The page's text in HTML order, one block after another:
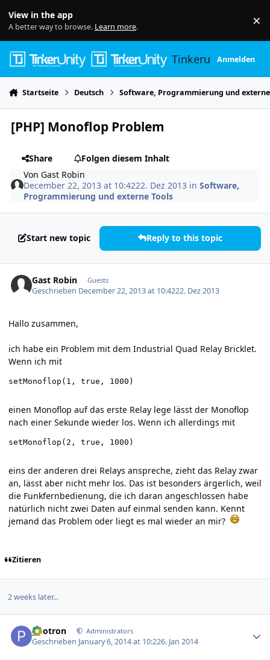
View in the app
A better way to browse. Learn more. ×
TinkerunityAnmelden
Startseite Deutsch Software, Programmierung und
[PHP] Monoflop Problem
Share
Folgen diesem Inhalt
VonGast Robin
December 22, 2013 at 10:4222. Dez 2013 inSoftware,
Programmierung und externe Tools
Start new topic Reply to this topic
Gast Robin Guests
Geschrieben December 22, 2013 at 10:4222. Dez 2013
Hallo zusammen,
ich habe ein Problem mit dem Industrial Quad Relay Bricklet.
Wenn ich mit
setMonoflop(1, true, 1000)
einen Monoflop auf das erste Relay lege lässt der Monoflop
nach einer Sekunde wieder los. Wenn ich allerdings mit
setMonoflop(2, true, 1000)
eins der anderen drei Relays anspreche, zieht das Relay zwar
an, lässt aber nicht mehr los. Das ist besonders ärgerlich, weil
die Funkfernbedienung, die ich daran angeschlossen habe
natürlich nicht zwei Daten auf einmal senden kann. Kennt
jemand das Problem oder liegt es mal wieder an mir?
Zitieren
2 weeks later...
photron Administrators
Geschrieben January 6, 2014 at 10:226. Jan 2014